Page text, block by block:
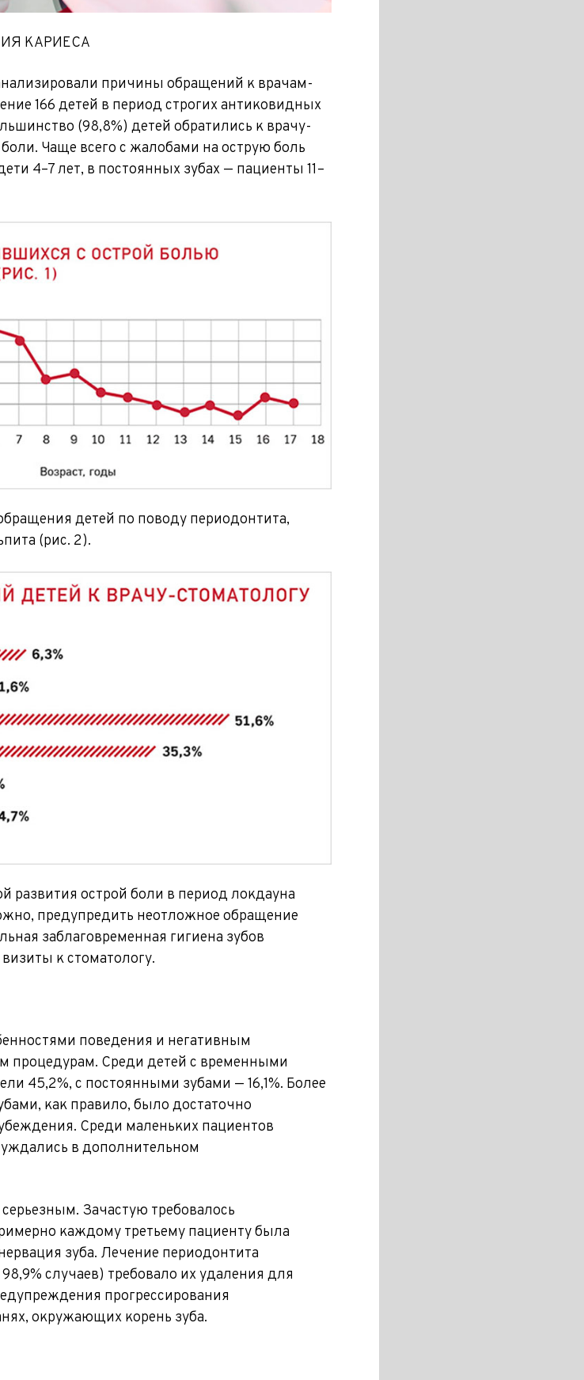
КАРИЕСА
причины обращений к врачам-
166 детей в период строгих антиковидных
(98,8%) детей обратились к врачу-
Чаще всего с жалобами на острую боль
4–7 лет, в постоянных зубах — пациенты 11–
детей по поводу периодонтита,
(рис. 2).
развития острой боли в период локдауна
предупредить неотложное обращение
заблаговременная гигиена зубов
к стоматологу.
поведения и негативным
процедурам. Среди детей с временными
45,2%, с постоянными зубами — 16,1%. Более
как правило, было достаточно
Среди маленьких пациентов
в дополнительном
Зачастую требовалось
каждому третьему пациенту была
зуба. Лечение периодонтита
случаев) требовало их удаления для
прогрессирования
окружающих корень зуба.